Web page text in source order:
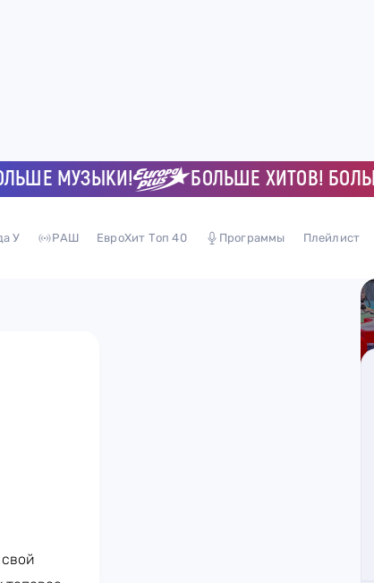
МУЗЫКИ! БОЛЬШЕ ХИТОВ! БОЛЬШЕ
У РАШ ЕвроХит Топ 40 Программы Плейлист